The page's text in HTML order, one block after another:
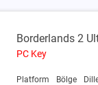
Borderlands 2
PC Key
Platform Bölge